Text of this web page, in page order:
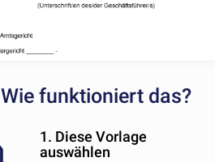
Wie funktioniert das?
1. Diese Vorlage
auswählen